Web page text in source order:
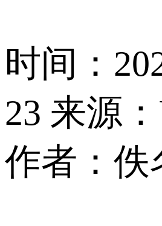
时间：
23 来源
作者：佚